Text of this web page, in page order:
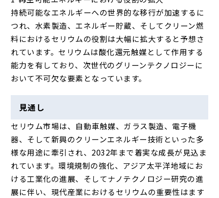
持続可能なエネルギーへの世界的な移行が加速するに
つれ、水素製造、エネルギー貯蔵、そしてクリーン燃
料におけるセリウムの役割は大幅に拡大すると予想さ
れています。セリウムは酸化還元触媒として作用する
能力を有しており、次世代のグリーンテクノロジーに
おいて不可欠な要素となっています。
見通し
セリウム市場は、自動車触媒、ガラス製造、電子機
器、そして新興のクリーンエネルギー技術といった多
様な用途に牽引され、2032年まで着実な成長が見込ま
れています。環境規制の強化、アジア太平洋地域にお
ける工業化の進展、そしてナノテクノロジー研究の進
展に伴い、現代産業におけるセリウムの重要性はます